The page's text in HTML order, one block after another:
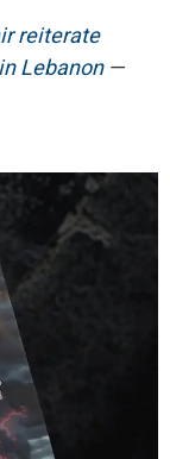
reiterate
Lebanon—